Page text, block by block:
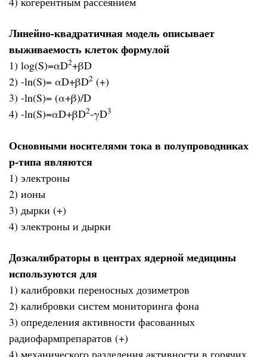
Линейно-квадратичная модель описывает
выживаемость клеток формулой
1) log(S)=αD2+βD
2) -ln(S)= αD+βD2 (+)
3) -ln(S)= (α+β)/D
4) -ln(S)=αD+βD2-γD3
Основными носителями тока в полупроводниках
р-типа являются
1) электроны
2) ионы
3) дырки (+)
4) электроны и дырки
Дозкалибраторы в центрах ядерной медицины
используются для
1) калибровки переносных дозиметров
2) калибровки систем мониторинга фона
3) определения активности фасованных
радиофармпрепаратов (+)
4) механического разделения активности в горячих